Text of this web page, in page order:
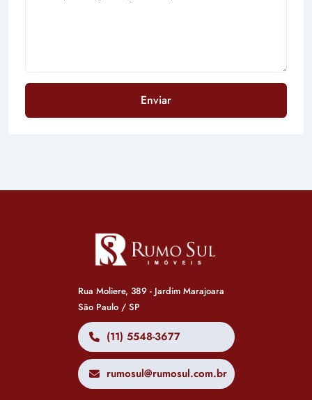
Enviar
Rua Moliere, 389 - Jardim Marajoara
São Paulo / SP
(11) 5548-3677
rumosul@rumosul.com.br